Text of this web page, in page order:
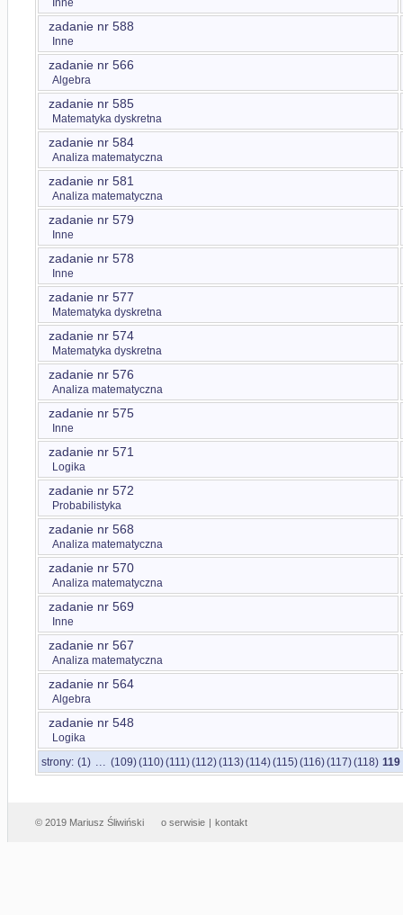
Inne
zadanie nr 588
Inne
zadanie nr 566
Algebra
zadanie nr 585
Matematyka dyskretna
zadanie nr 584
Analiza matematyczna
zadanie nr 581
Analiza matematyczna
zadanie nr 579
Inne
zadanie nr 578
Inne
zadanie nr 577
Matematyka dyskretna
zadanie nr 574
Matematyka dyskretna
zadanie nr 576
Analiza matematyczna
zadanie nr 575
Inne
zadanie nr 571
Logika
zadanie nr 572
Probabilistyka
zadanie nr 568
Analiza matematyczna
zadanie nr 570
Analiza matematyczna
zadanie nr 569
Inne
zadanie nr 567
Analiza matematyczna
zadanie nr 564
Algebra
zadanie nr 548
Logika
strony: (1) ... (109)(110)(111)(112)(113)(114)(115)(116)(117)(118) 119
© 2019 Mariusz Śliwiński o serwisie | kontakt